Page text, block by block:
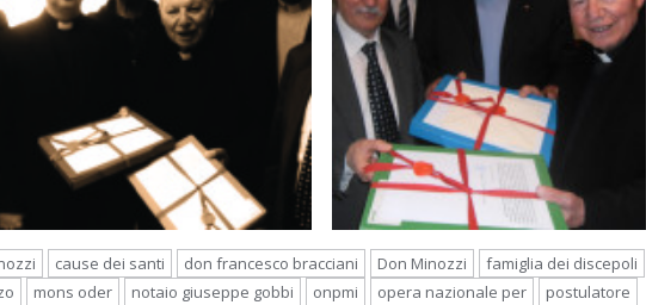
cause dei santi don francesco bracciani Don Minozzi
famiglia dei discepoli
mons oder notaio giuseppe gobbi onpmi opera nazionale per postulatore